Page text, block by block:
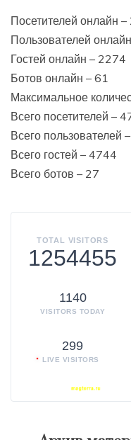
Посетителей онлайн
Пользователей
Гостей онлайн – 2274
Ботов онлайн – 61
Максимальное
Всего посетителей –
Всего пользователей
Всего гостей – 4744
Всего ботов – 27
TOTAL VISITORS
1254455
1140
VISITORS TODAY
299
LIVE VISITORS